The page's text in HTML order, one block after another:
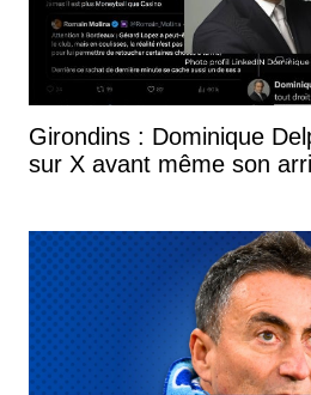
Girondins : Dominique
sur X avant même son